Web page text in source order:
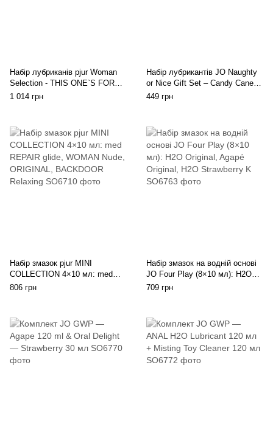
Набір лубриканів pjur Woman
Selection - THIS ONE`S FOR
YOU, 3 види змазки серії
1 014 грн
Набір лубрикантів JO Naughty
or Nice Gift Set – Candy Cane &
Gingerbread (2×30 мл)
449 грн
Набір змазок pjur MINI
COLLECTION 4×10 мл: med
REPAIR glide, WOMAN Nude,
806 грн
Набір змазок на водній основі
JO Four Play (8×10 мл): H2O
Original, Agapé Original, H2O
709 грн